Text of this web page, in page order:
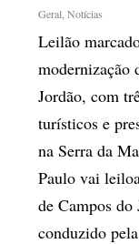
Geral ,Notícias
Leilão
modernização
Jordão, com
turísticos e
na Serra da
Paulo vai
de Campos
conduzido